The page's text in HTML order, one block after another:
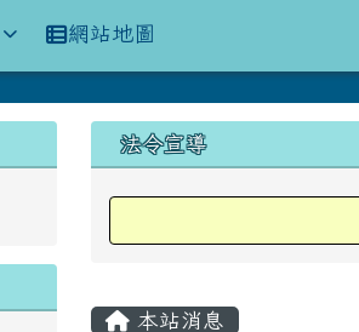
網站地圖
上中區域內容
法令宣導
主內容區域
本站消息